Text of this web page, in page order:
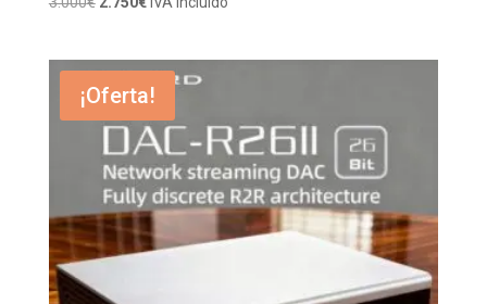
era:
3.000€.
es:
2.750€.
¡Oferta!